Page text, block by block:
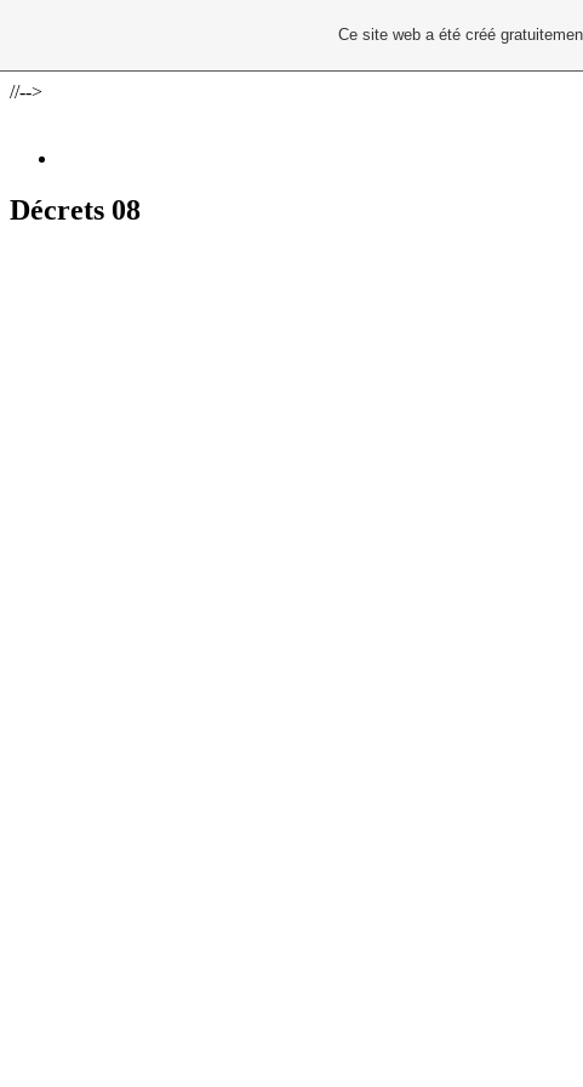
//-->
Décrets 08
Ce site web a été créé